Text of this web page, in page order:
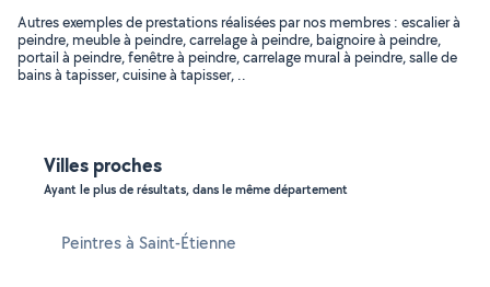
Autres exemples de prestations réalisées par nos membres : escalier à
peindre, meuble à peindre, carrelage à peindre, baignoire à peindre,
portail à peindre, fenêtre à peindre, carrelage mural à peindre, salle de
bains à tapisser, cuisine à tapisser, ..
Villes proches
Ayant le plus de résultats, dans le même département
Peintres à Saint-Étienne